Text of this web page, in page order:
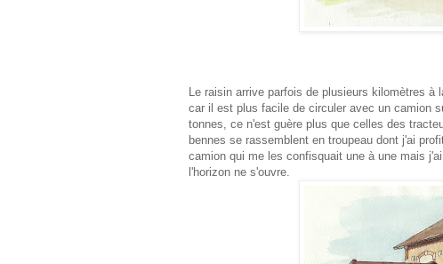
Le raisin arrive parfois de plusieurs kilomètres
car il est plus facile de circuler avec un camion
tonnes, ce n'est guère plus que celles des
bennes se rassemblent en troupeau dont j'ai
camion qui me les confisquait une à une mais
l'horizon ne s'ouvre.